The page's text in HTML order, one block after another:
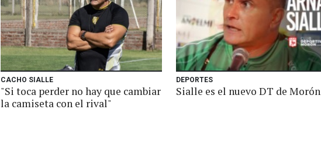
CACHO SIALLE
"Si toca perder no hay que cambiar
la camiseta con el rival"
DEPORTES
Sialle es el nuevo DT de Morón